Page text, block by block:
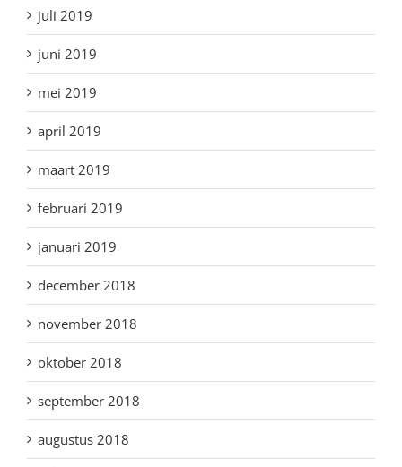
juli 2019
juni 2019
mei 2019
april 2019
maart 2019
februari 2019
januari 2019
december 2018
november 2018
oktober 2018
september 2018
augustus 2018